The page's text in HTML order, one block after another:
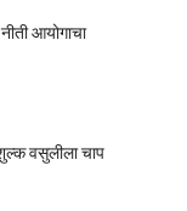
आयोगाचा
शुल्क वसुलीला चाप